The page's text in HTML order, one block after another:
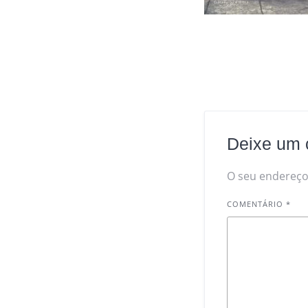
Deixe um
O seu
COMENTÁRIO*